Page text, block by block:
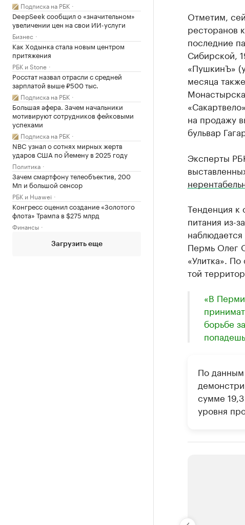
Подписка на РБК
DeepSeek сообщил о «значительном»
увеличении цен на свои ИИ-услуги
Бизнес
Как Ходынка стала новым центром
притяжения
РБК и Stone
Росстат назвал отрасли с средней
зарплатой выше ₽500 тыс.
Подписка на РБК
Большая афера. Зачем начальники
мотивируют сотрудников фейковыми
успехами
Подписка на РБК
NBC узнал о сотнях мирных жертв
ударов США по Йемену в 2025 году
Политика
Зачем смартфону телеобъектив, 200
Мп и большой сенсор
РБК и Huawei
Конгресс оценил создание «Золотого
флота» Трампа в $275 млрд
Финансы
Загрузить еще
Отметим,
ресторанов
последние
Сибирской,
«ПушкинЪ»
месяца
на продажу
бульвар
Эксперты
Тенденция к
питания из-
Пермь Олег
«Улитка».
той
«В Перми
борьбе
По данным
сумме
уровня